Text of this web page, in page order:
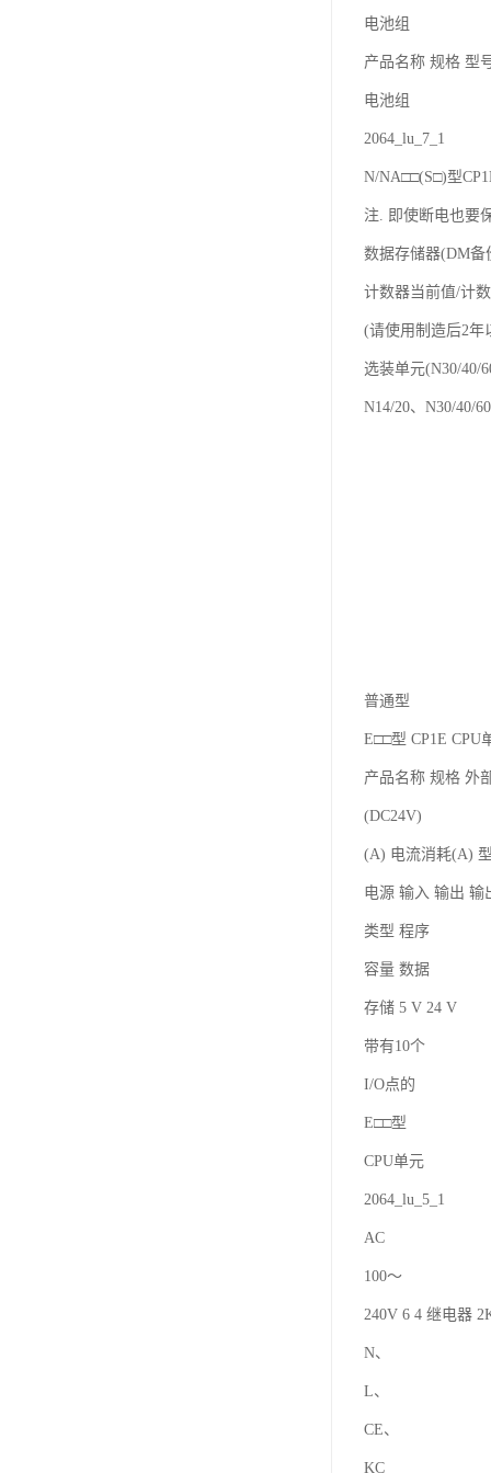
电池组
产品名称 规格 型
电池组
2064_lu_7_1
N/NA□□(S□)型
注. 即使断电也要
数据存储器(DM
计数器当前值/计
(请使用制造后2年
选装单元(N30/40/
N14/20、N30/40/
普通型
E□□型 CP1E CPU
产品名称 规格 外
(DC24V)
(A) 电流消耗(A)
电源 输入 输出 输
类型 程序
容量 数据
存储 5 V 24 V
带有10个
I/O点的
E□□型
CPU单元
2064_lu_5_1
AC
100～
240V 6 4 继电器
N、
L、
CE、
KC